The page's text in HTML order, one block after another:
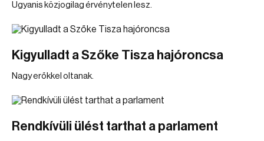
Ugyanis közjogilag érvénytelen lesz.
Kigyulladt a Szőke Tisza hajóroncsa
Nagy erőkkel oltanak.
Rendkívüli ülést tarthat a parlament